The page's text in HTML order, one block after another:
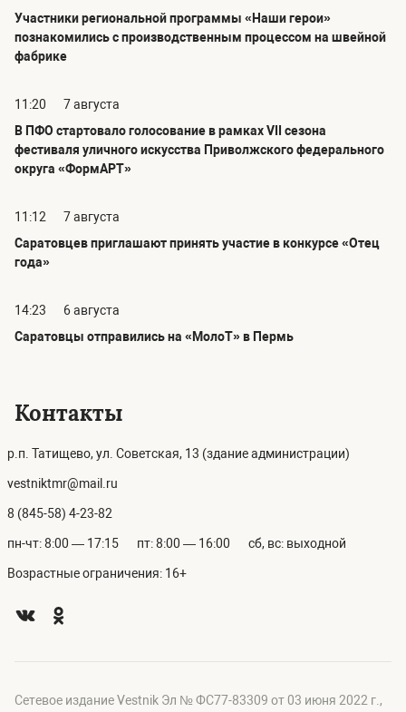
Участники региональной программы «Наши герои»
познакомились с производственным процессом на швейной
фабрике
11:20
7 августа
В ПФО стартовало голосование в рамках VII сезона
фестиваля уличного искусства Приволжского федерального
округа «ФормАРТ»
11:12
7 августа
Саратовцев приглашают принять участие в конкурсе «Отец
года»
14:23
6 августа
Саратовцы отправились на «МолоТ» в Пермь
Контакты
р.п. Татищево, ул. Советская, 13 (здание администрации)
vestniktmr@mail.ru
8 (845-58) 4-23-82
пн-чт: 8:00 — 17:15 пт: 8:00 — 16:00 сб, вс: выходной
Возрастные ограничения: 16+
Сетевое издание Vestnik Эл № ФС77-83309 от 03 июня 2022 г.,